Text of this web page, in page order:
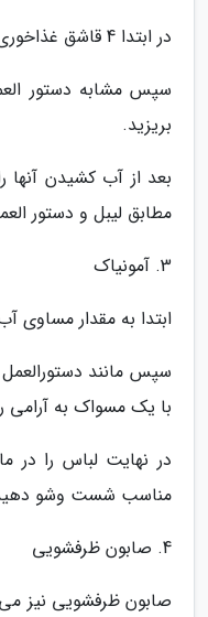
در ابتدا 4 قاشق غذاخوری جوش شیرین را در آب حل کنید.
سپس مشابه دستور
بریزید.
بعد از آب کشیدن آنها
مطابق لیبل و دستور
3. آمونیاک
ابتدا به مقدار مساوی
سپس مانند
با یک مسواک به آرامی
در نهایت لباس را در
مناسب شست وشو
4. صابون ظرفشویی
صابون ظرفشویی نیز می